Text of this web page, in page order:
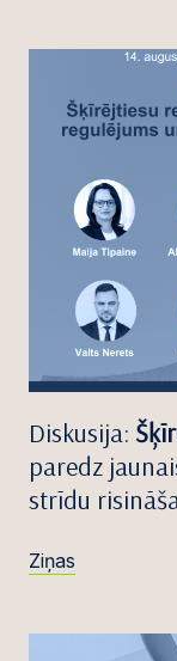
Diskusija:
paredz
strīdu
Ziņas